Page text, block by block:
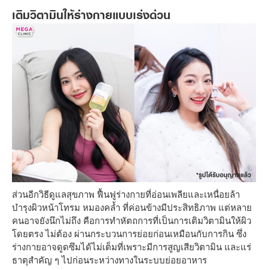
เติมวิตามินให้ร่างกายแบบเร่งด่วน
ส่วนอีกวิธีดูแลสุขภาพ ฟื้นฟูร่างกายที่อ่อนเพลียและเหนื่อยล้า
บำรุงผิวหน้าโทรม หมองคล้ำ ที่ค่อนข้างมีประสิทธิภาพ แต่หลาย
คนอาจยังนึกไม่ถึง คือการทำหัตถการที่เป็นการเติมวิตามินให้ผิว
โดยตรง ไม่ต้อง ผ่านกระบวนการย่อยก่อนเหมือนกับการกิน ซึ่ง
ร่างกายอาจดูดซึมได้ไม่เต็มที่เพราะมีการสูญเสียวิตามิน และแร่
ธาตุสำคัญ ๆ ไปก่อนระหว่างทางในระบบย่อยอาหาร